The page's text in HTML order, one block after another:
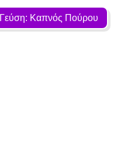
Γεύση: Καπνός Πούρου